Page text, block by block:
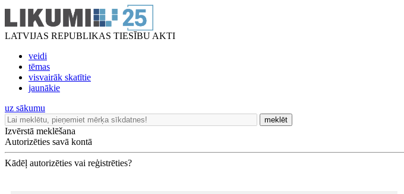
LATVIJAS REPUBLIKAS TIESĪBU AKTI
veidi
tēmas
visvairāk skatītie
jaunākie
uz sākumu
meklēt
Izvērstā meklēšana
Autorizēties savā kontā
Kādēļ autorizēties vai reģistrēties?